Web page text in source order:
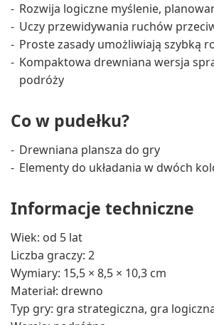
Rozwija logiczne myślenie,
Uczy przewidywania ruchów
Proste zasady umożliwiają szybką
Kompaktowa drewniana wersja
podróży
Co w pudełku?
Drewniana plansza do gry
Elementy do układania w dwóch
Informacje techniczne
Wiek: od 5 lat
Liczba graczy: 2
Wymiary: 15,5 × 8,5 × 10,3 cm
Materiał: drewno
Typ gry: gra strategiczna, gra